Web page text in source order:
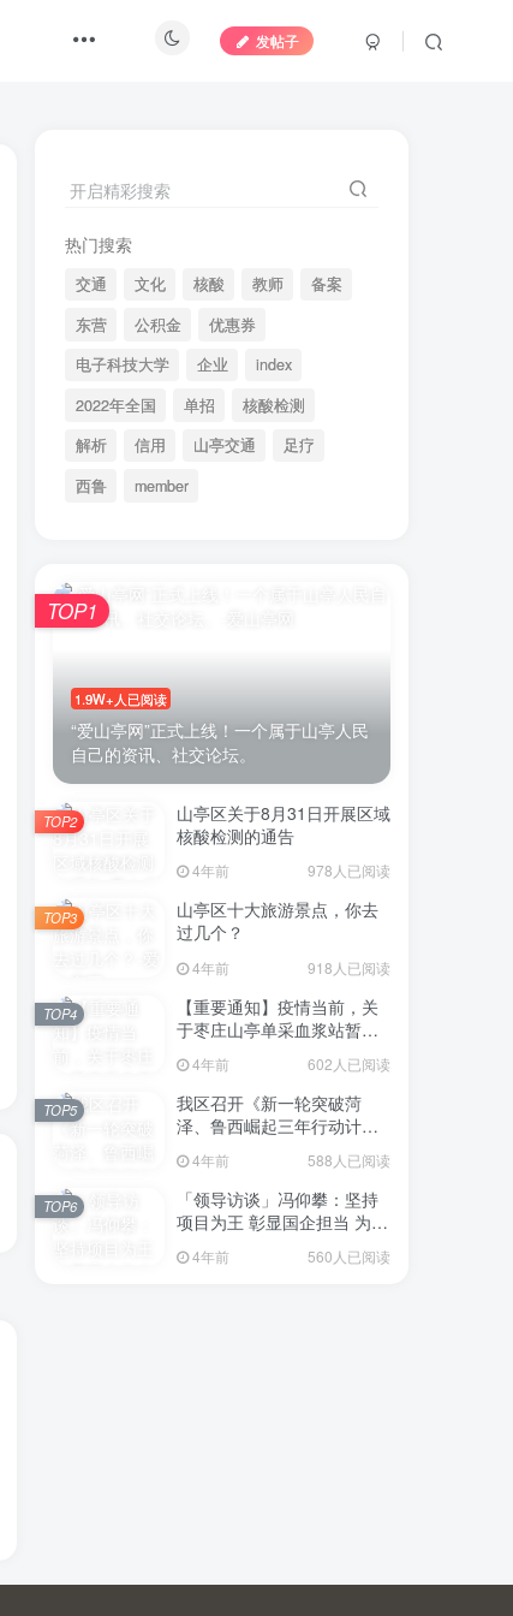
发帖子
开启精彩搜索
热门搜索
交通 文化 核酸 教师
备案
东营
公积金
优惠券
电子科技大学
企业
index
2022年全国
单招
核酸检测
解析
信用 山亭交通
足疗
西鲁
member
1.9W+人已阅读
“爱山亭网”正式上线！一个属于山亭人民
自己的资讯、社交论坛。
TOP1
山亭区关于8月31日开展区域
核酸检测的通告
4年前 978人已阅读
TOP2
山亭区十大旅游景点，你去
过几个？
4年前 918人已阅读
TOP3
【重要通知】疫情当前，关
于枣庄山亭单采血浆站暂停
4年前 602人已阅读
TOP4
我区召开《新一轮突破菏
泽、鲁西崛起三年行动计划
意见稿）政策分析研判会议
4年前 588人已阅读
TOP5
「领导访谈」冯仰攀：坚持
项目为王 彰显国企担当 为全
点项目建设贡献“交发力量”
4年前 560人已阅读
TOP6